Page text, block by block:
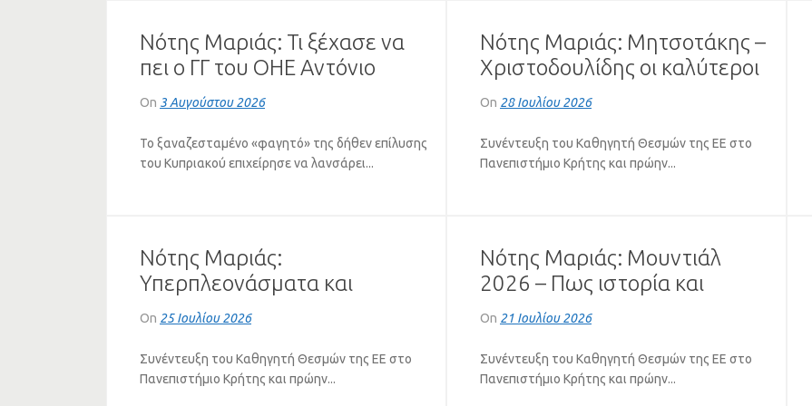
Νότης Μαριάς: Τι ξέχασε να
πει ο ΓΓ του ΟΗΕ Αντόνιο
Γκουτέρες για το Κυπριακό
On 3 Αυγούστου 2026
Το ξαναζεσταμένο «φαγητό» της δήθεν επίλυσης
του Κυπριακού επιχείρησε να λανσάρει...
Νότης Μαριάς: Μητσοτάκης –
Χριστοδουλίδης οι καλύτεροι
πελάτες του Ερντογάν
On 28 Ιουλίου 2026
Συνέντευξη του Καθηγητή Θεσμών της ΕΕ στο
Πανεπιστήμιο Κρήτης και πρώην...
Νότης Μαριάς:
Υπερπλεονάσματα και
Πλειστηριασμοί – Η Τεράστια
Οικονομίας (ΗΧΗΤΙΚΟ)
On 25 Ιουλίου 2026
Συνέντευξη του Καθηγητή Θεσμών της ΕΕ στο
Πανεπιστήμιο Κρήτης και πρώην...
Νότης Μαριάς: Μουντιάλ
2026 – Πως ιστορία και
πολιτική «έπαιξαν μπάλα»
On 21 Ιουλίου 2026
Συνέντευξη του Καθηγητή Θεσμών της ΕΕ στο
Πανεπιστήμιο Κρήτης και πρώην...